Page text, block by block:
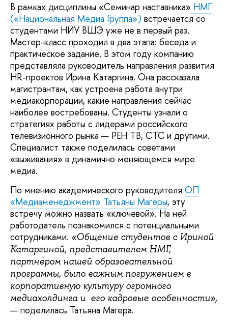
В рамках дисциплины «Семинар наставника» НМГ
(«Национальная Медиа Группа») встречается со
студентами НИУ ВШЭ уже не в первый раз.
Мастер-класс проходил в два этапа: беседа и
практическое задание. В этом году компанию
представляла руководитель направления развития
HR-проектов Ирина Катаргина. Она рассказала
магистрантам, как устроена работа внутри
медиакорпорации, какие направления сейчас
наиболее востребованы. Студенты узнали о
стратегиях работы с лидерами российского
телевизионного рынка — РЕН ТВ, СТС и другими.
Специалист также поделилась советами
«выживания» в динамично меняющемся мире
медиа.
По мнению академического руководителя ОП
«Медиаменеджмент» Татьяны Магеры, эту
встречу можно назвать «ключевой». На ней
работодатель познакомился с потенциальными
сотрудниками. «Общение студентов с Ириной
Катаргиной, представителем НМГ,
партнёром нашей образовательной
программы, было важным погружением в
корпоративную культуру огромного
медиахолдинга и его кадровые особенности»,
— поделилась Татьяна Магера.